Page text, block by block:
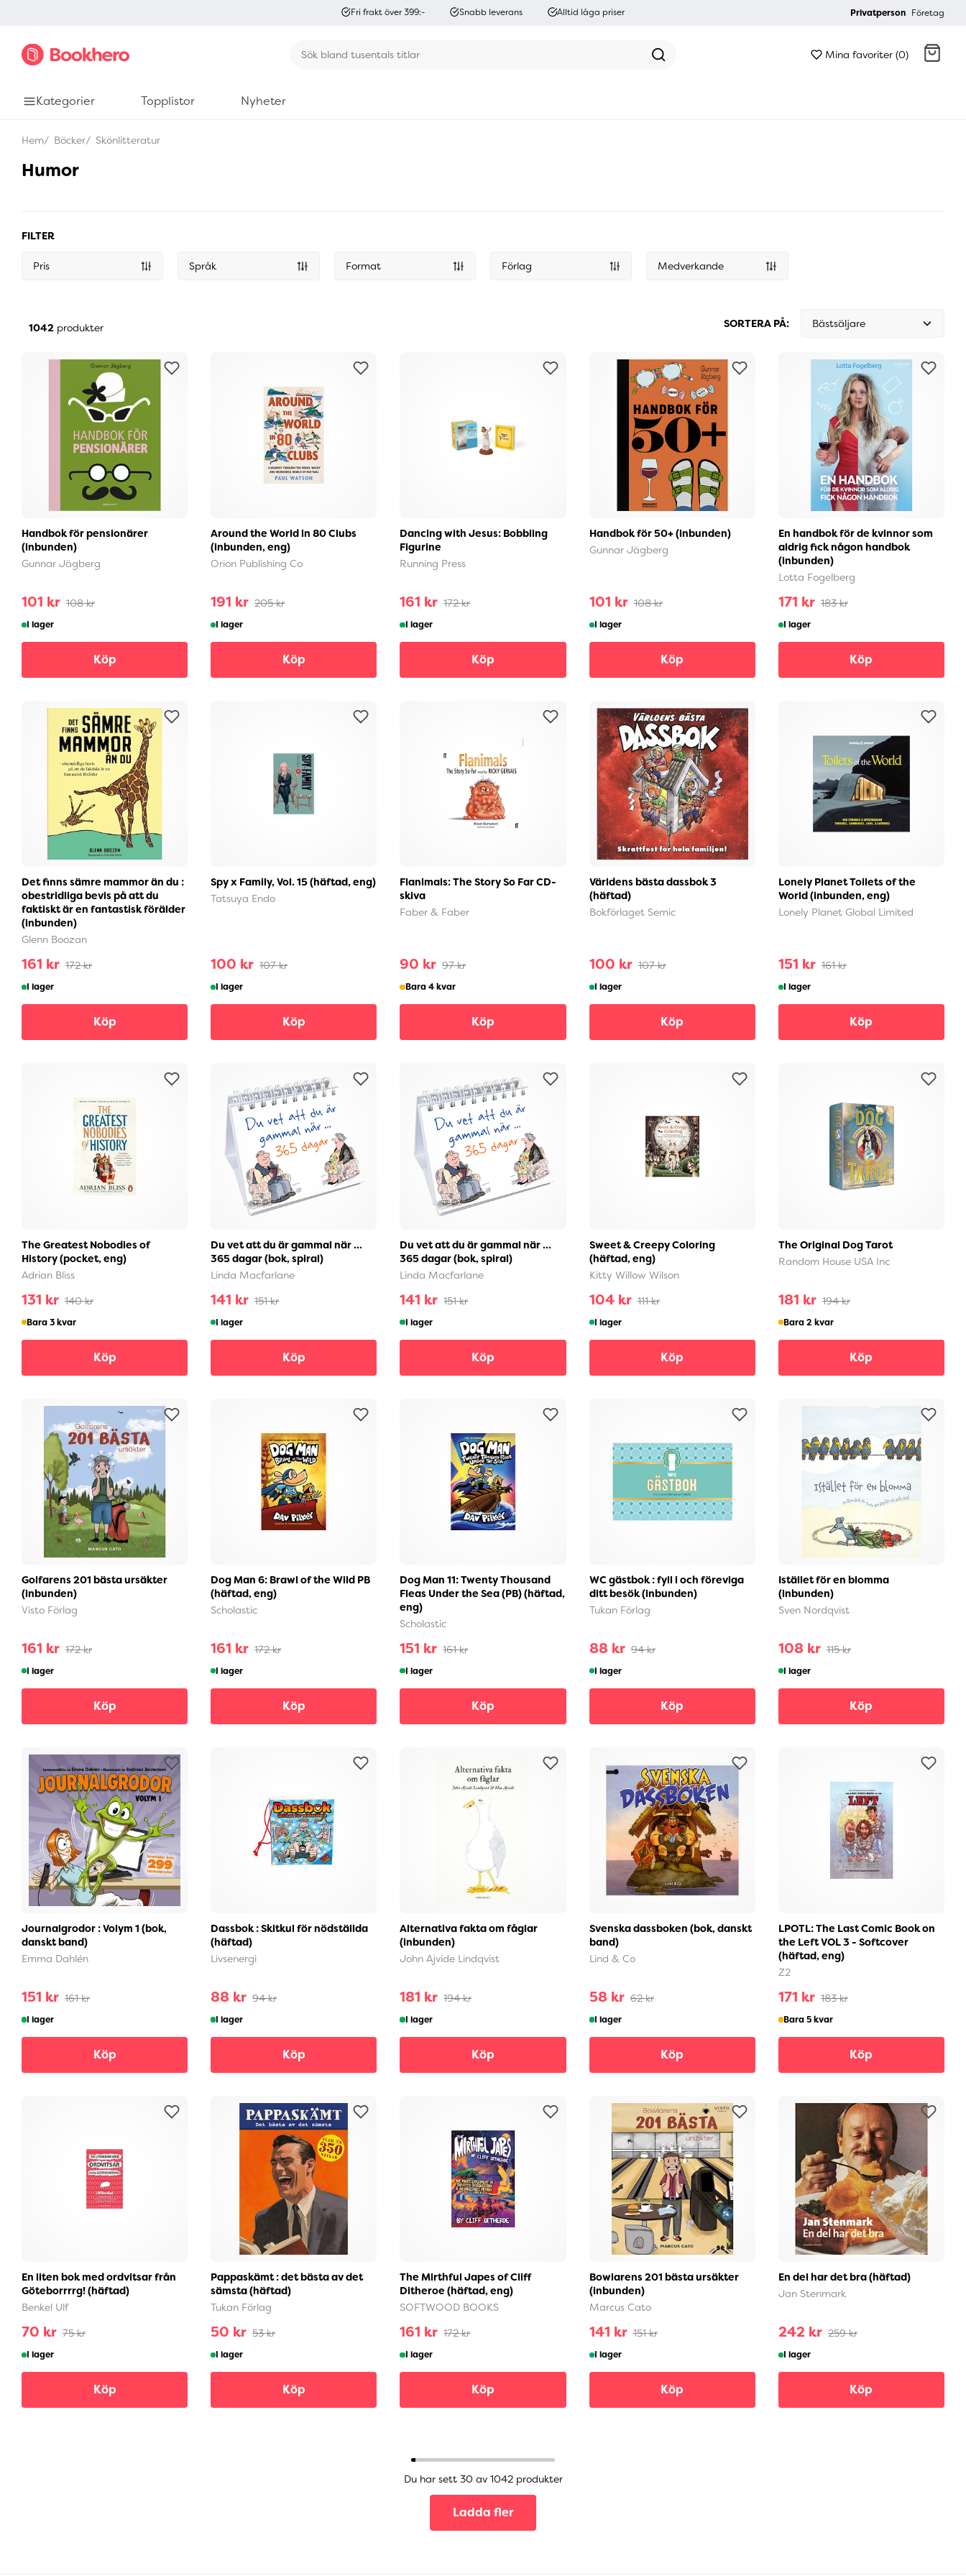
Fri frakt över 399:- Snabb leverans Alltid låga priser Privatperson Företag
Mina favoriter (0)
Kategorier Topplistor Nyheter
Hem Böcker Skönlitteratur
Humor
FILTER
Pris Språk Format Förlag Medverkande
SORTERA PÅ: Bästsäljare
1042 produkter
Handbok för pensionärer
(inbunden)
Gunnar Jägberg
101 kr 108 kr
I lager
Köp
Around the World in 80 Clubs
(inbunden, eng)
Orion Publishing Co
191 kr 205 kr
I lager
Köp
Dancing with Jesus: Bobbling
Figurine
Running Press
161 kr 172 kr
I lager
Köp
Handbok för 50+ (inbunden)
Gunnar Jägberg
101 kr 108 kr
I lager
Köp
En handbok för de kvinnor som
aldrig fick någon handbok
(inbunden)
Lotta Fogelberg
171 kr 183 kr
I lager
Köp
Det finns sämre mammor än du :
obestridliga bevis på att du
faktiskt är en fantastisk förälder
(inbunden)
Glenn Boozan
161 kr 172 kr
I lager
Köp
Spy x Family, Vol. 15 (häftad, eng)
Tatsuya Endo
100 kr 107 kr
I lager
Köp
Flanimals: The Story So Far CD-
skiva
Faber & Faber
90 kr 97 kr
Bara 4 kvar
Köp
Världens bästa dassbok 3
(häftad)
Bokförlaget Semic
100 kr 107 kr
I lager
Köp
Lonely Planet Toilets of the
World (inbunden, eng)
Lonely Planet Global Limited
151 kr 161 kr
I lager
Köp
The Greatest Nobodies of
History (pocket, eng)
Adrian Bliss
131 kr 140 kr
Bara 3 kvar
Köp
Du vet att du är gammal när ...
365 dagar (bok, spiral)
Linda Macfarlane
141 kr 151 kr
I lager
Köp
Du vet att du är gammal när ...
365 dagar (bok, spiral)
Linda Macfarlane
141 kr 151 kr
I lager
Köp
Sweet & Creepy Coloring
(häftad, eng)
Kitty Willow Wilson
104 kr 111 kr
I lager
Köp
The Original Dog Tarot
Random House USA Inc
181 kr 194 kr
Bara 2 kvar
Köp
Golfarens 201 bästa ursäkter
(inbunden)
Visto Förlag
161 kr 172 kr
I lager
Köp
Dog Man 6: Brawl of the Wild PB
(häftad, eng)
Scholastic
161 kr 172 kr
I lager
Köp
Dog Man 11: Twenty Thousand
Fleas Under the Sea (PB) (häftad,
eng)
Scholastic
151 kr 161 kr
I lager
Köp
WC gästbok : fyll i och föreviga
ditt besök (inbunden)
Tukan Förlag
88 kr 94 kr
I lager
Köp
Istället för en blomma
(inbunden)
Sven Nordqvist
108 kr 115 kr
I lager
Köp
Journalgrodor : Volym 1 (bok,
danskt band)
Emma Dahlén
151 kr 161 kr
I lager
Köp
Dassbok : Skitkul för nödställda
(häftad)
Livsenergi
88 kr 94 kr
I lager
Köp
Alternativa fakta om fåglar
(inbunden)
John Ajvide Lindqvist
181 kr 194 kr
I lager
Köp
Svenska dassboken (bok, danskt
band)
Lind & Co
58 kr 62 kr
I lager
Köp
LPOTL: The Last Comic Book on
the Left VOL 3 - Softcover
(häftad, eng)
Z2
171 kr 183 kr
Bara 5 kvar
Köp
En liten bok med ordvitsar från
Göteborrrrg! (häftad)
Benkel Ulf
70 kr 75 kr
I lager
Köp
Pappaskämt : det bästa av det
sämsta (häftad)
Tukan Förlag
50 kr 53 kr
I lager
Köp
The Mirthful Japes of Cliff
Ditheroe (häftad, eng)
SOFTWOOD BOOKS
161 kr 172 kr
I lager
Köp
Bowlarens 201 bästa ursäkter
(inbunden)
Marcus Cato
141 kr 151 kr
I lager
Köp
En del har det bra (häftad)
Jan Stenmark
242 kr 259 kr
I lager
Köp
Du har sett 30 av 1042 produkter
Ladda fler